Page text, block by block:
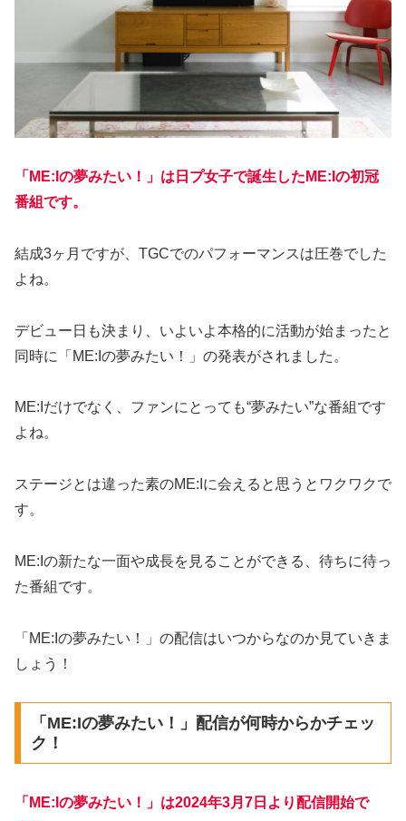
「ME:Iの夢みたい！」は日プ女子で誕生したME:Iの初冠
番組です。
結成3ヶ月ですが、TGCでのパフォーマンスは圧巻でした
よね。
デビュー日も決まり、いよいよ本格的に活動が始まったと
同時に「ME:Iの夢みたい！」の発表がされました。
ME:Iだけでなく、ファンにとっても“夢みたい”な番組です
よね。
ステージとは違った素のME:Iに会えると思うとワクワクで
す。
ME:Iの新たな一面や成長を見ることができる、待ちに待っ
た番組です。
「ME:Iの夢みたい！」の配信はいつからなのか見ていきま
しょう！
「ME:Iの夢みたい！」配信が何時からかチェッ
ク！
「ME:Iの夢みたい！」は2024年3月7日より配信開始で